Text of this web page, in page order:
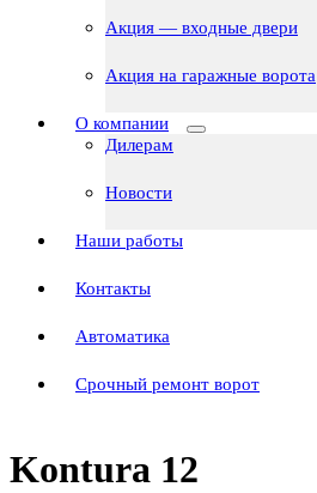
Акция — входные двери
Акция на гаражные ворота
О компании
Дилерам
Новости
Наши работы
Контакты
Автоматика
Срочный ремонт ворот
Kontura 12